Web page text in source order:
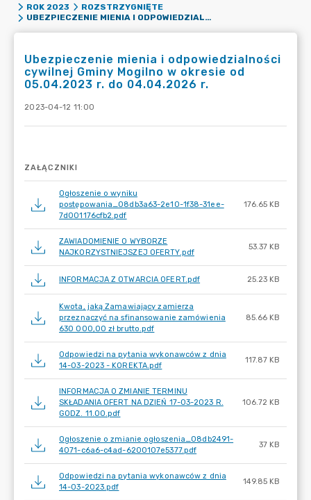
ROK 2023
ROZSTRZYGNIĘTE
UBEZPIECZENIE MIENIA I ODPOWIEDZIALNOŚCI CYWILNEJ GMINY MOGILNO W OKRESIE OD 05.04.2023 R. DO 04.04.2026 R.
Ubezpieczenie mienia i odpowiedzialności
cywilnej Gminy Mogilno w okresie od
05.04.2023 r. do 04.04.2026 r.
2023-04-12 11:00
ZAŁĄCZNIKI
Ogłoszenie o wyniku
postępowania_08db3a63-2e10-1f38-31ee-
7d001176cfb2.pdf
176.65 KB
ZAWIADOMIENIE O WYBORZE
NAJKORZYSTNIEJSZEJ OFERTY.pdf
53.37 KB
INFORMACJA Z OTWARCIA OFERT.pdf 25.23 KB
Kwota, jaką Zamawiający zamierza
przeznaczyć na sfinansowanie zamówienia
630 000,00 zł brutto.pdf
85.66 KB
Odpowiedzi na pytania wykonawców z dnia
14-03-2023 - KOREKTA.pdf
117.87 KB
INFORMACJA O ZMIANIE TERMINU
SKŁADANIA OFERT NA DZIEŃ 17-03-2023 R.
GODZ. 11.00.pdf
106.72 KB
Ogłoszenie o zmianie ogłoszenia_08db2491-
4071-c6a6-c4ad-6200107e5377.pdf
37 KB
Odpowiedzi na pytania wykonawców z dnia
14-03-2023.pdf
149.85 KB